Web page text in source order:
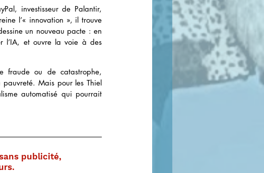
investisseur de Palantir,
l’« innovation », il trouve
un nouveau pacte : en
l’IA, et ouvre la voie à des
fraude ou de catastrophe,
Mais pour les Thiel
automatisé qui pourrait
publicité,